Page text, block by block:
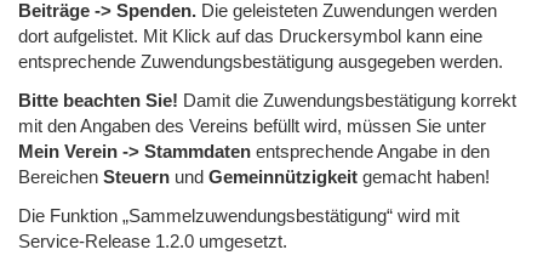
Beiträge -> Spenden. Die geleisteten Zuwendungen werden
dort aufgelistet. Mit Klick auf das Druckersymbol kann eine
entsprechende Zuwendungsbestätigung ausgegeben werden.
Bitte beachten Sie! Damit die Zuwendungsbestätigung korrekt
mit den Angaben des Vereins befüllt wird, müssen Sie unter
Mein Verein -> Stammdaten entsprechende Angabe in den
Bereichen Steuern und Gemeinnützigkeit gemacht haben!
Die Funktion „Sammelzuwendungsbestätigung“ wird mit
Service-Release 1.2.0 umgesetzt.